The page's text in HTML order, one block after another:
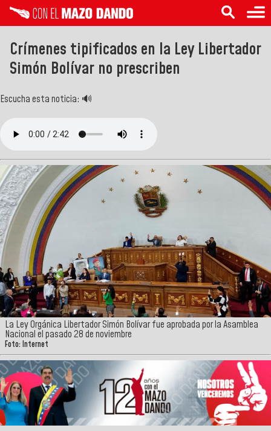
Crímenes tipificados en la Ley Libertador
Simón Bolívar no prescriben
Escucha esta noticia: 🔊
La Ley Orgánica Libertador Simón Bolívar fue aprobada por la Asamblea
Nacional el pasado 28 de noviembre
Foto: Internet